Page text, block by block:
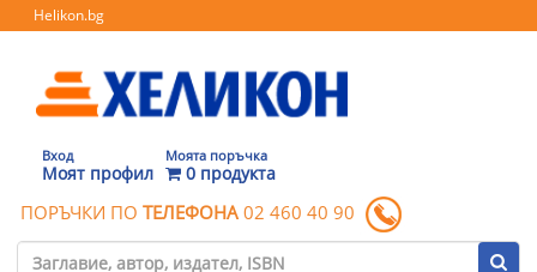
Helikon.bg
Вход
Моят профил
Моята поръчка
0 продукта
ПОРЪЧКИ ПО ТЕЛЕФОНА 02 460 40 90